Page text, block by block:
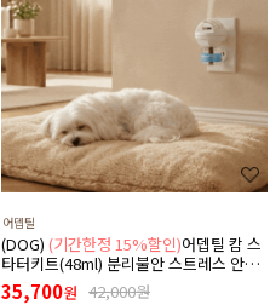
어뎁틸
(DOG) (기간한정 15%할인)어뎁틸 캄 스
타터키트(48ml) 분리불안 스트레스 안정
디퓨저 (리필+본품(훈증기)구성)
35,700원 42,000원